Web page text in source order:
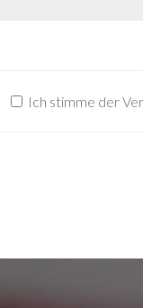
Ich stimme der